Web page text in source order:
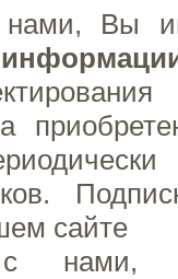
нами, Вы
сайте
с нами,